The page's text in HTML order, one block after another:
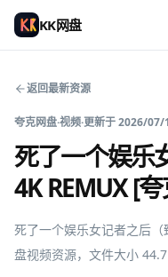
KK网盘
返回最新资源
夸克网盘·视频·更新于2026/07/
死了一个娱乐
4K REMUX [
死了一个娱乐女记者之后
盘视频资源，文件大小